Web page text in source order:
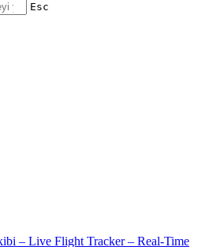
Esc
– Live Flight Tracker – Real-Time